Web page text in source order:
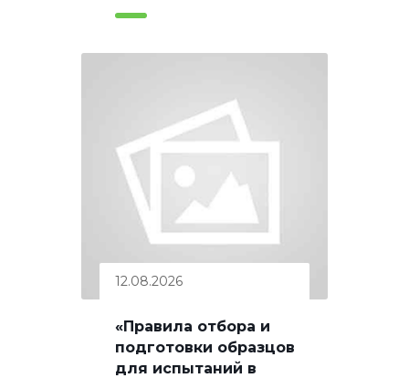
12.08.2026
«Правила отбора и
подготовки образцов
для испытаний в